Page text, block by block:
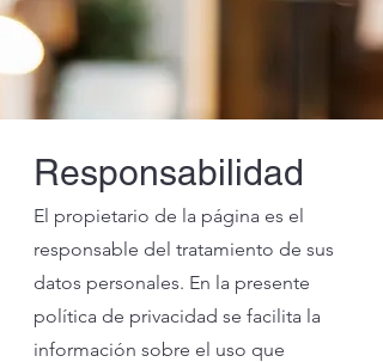
Responsabilidad
El propietario de la página es el
responsable del tratamiento de sus
datos personales. En la presente
política de privacidad se facilita la
información sobre el uso que